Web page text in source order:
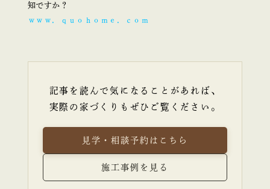
知ですか？
ｗｗｗ．ｑｕｏｈｏｍｅ．ｃｏｍ
記事を読んで気になることがあれば、
実際の家づくりもぜひご覧ください。
見学・相談予約はこちら
施工事例を見る